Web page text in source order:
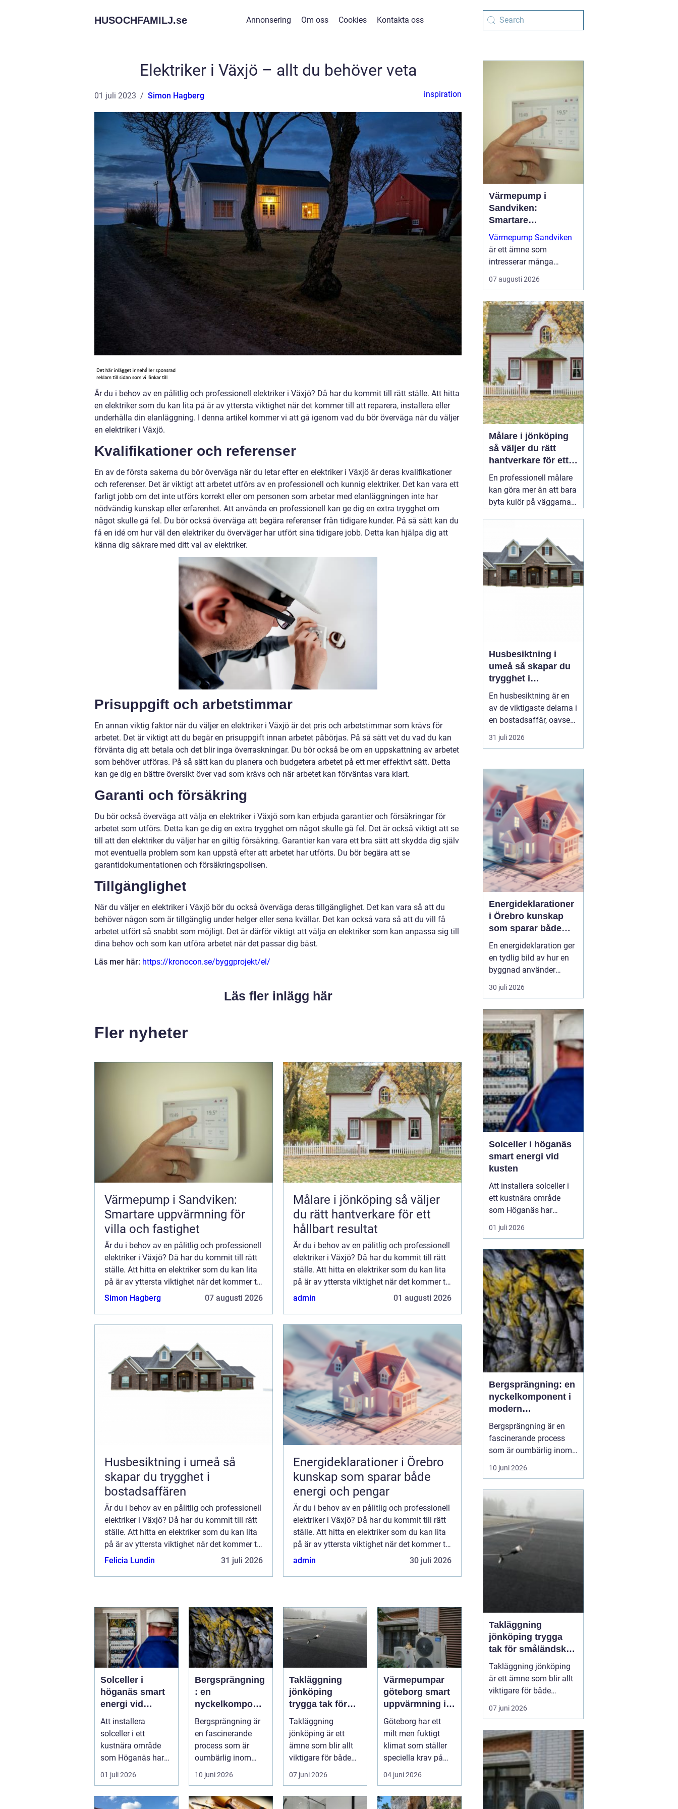
HUSOCHFAMILJ.se Annonsering Om oss Cookies Kontakta oss
Elektriker i Växjö – allt du behöver veta
01 juli 2023 Simon Hagberg inspiration
Är du i behov av en pålitlig och professionell elektriker i Växjö? Då har du kommit till rätt ställe. Att hitta
en elektriker som du kan lita på är av yttersta viktighet när det kommer till att reparera, installera eller
underhålla din elanläggning. I denna artikel kommer vi att gå igenom vad du bör överväga när du väljer
en elektriker i Växjö.
Kvalifikationer och referenser
En av de första sakerna du bör överväga när du letar efter en elektriker i Växjö är deras kvalifikationer
och referenser. Det är viktigt att arbetet utförs av en professionell och kunnig elektriker. Det kan vara ett
farligt jobb om det inte utförs korrekt eller om personen som arbetar med elanläggningen inte har
nödvändig kunskap eller erfarenhet. Att använda en professionell kan ge dig en extra trygghet om
något skulle gå fel. Du bör också överväga att begära referenser från tidigare kunder. På så sätt kan du
få en idé om hur väl den elektriker du överväger har utfört sina tidigare jobb. Detta kan hjälpa dig att
känna dig säkrare med ditt val av elektriker.
Prisuppgift och arbetstimmar
En annan viktig faktor när du väljer en elektriker i Växjö är det pris och arbetstimmar som krävs för
arbetet. Det är viktigt att du begär en prisuppgift innan arbetet påbörjas. På så sätt vet du vad du kan
förvänta dig att betala och det blir inga överraskningar. Du bör också be om en uppskattning av arbetet
som behöver utföras. På så sätt kan du planera och budgetera arbetet på ett mer effektivt sätt. Detta
kan ge dig en bättre översikt över vad som krävs och när arbetet kan förväntas vara klart.
Garanti och försäkring
Du bör också överväga att välja en elektriker i Växjö som kan erbjuda garantier och försäkringar för
arbetet som utförs. Detta kan ge dig en extra trygghet om något skulle gå fel. Det är också viktigt att se
till att den elektriker du väljer har en giltig försäkring. Garantier kan vara ett bra sätt att skydda dig själv
mot eventuella problem som kan uppstå efter att arbetet har utförts. Du bör begära att se
garantidokumentationen och försäkringspolisen.
Tillgänglighet
När du väljer en elektriker i Växjö bör du också överväga deras tillgänglighet. Det kan vara så att du
behöver någon som är tillgänglig under helger eller sena kvällar. Det kan också vara så att du vill få
arbetet utfört så snabbt som möjligt. Det är därför viktigt att välja en elektriker som kan anpassa sig till
dina behov och som kan utföra arbetet när det passar dig bäst.
Läs mer här: https://kronocon.se/byggprojekt/el/
Läs fler inlägg här
Fler nyheter
Värmepump i Sandviken:
Smartare uppvärmning för
villa och fastighet
Är du i behov av en pålitlig och professionell
elektriker i Växjö? Då har du kommit till rätt
ställe. Att hitta en elektriker som du kan lita
på är av yttersta viktighet när det kommer till
att rep...
Simon Hagberg 07 augusti 2026
Målare i jönköping så väljer
du rätt hantverkare för ett
hållbart resultat
Är du i behov av en pålitlig och professionell
elektriker i Växjö? Då har du kommit till rätt
ställe. Att hitta en elektriker som du kan lita
på är av yttersta viktighet när det kommer till
att rep...
admin 01 augusti 2026
Husbesiktning i umeå så
skapar du trygghet i
bostadsaffären
Är du i behov av en pålitlig och professionell
elektriker i Växjö? Då har du kommit till rätt
ställe. Att hitta en elektriker som du kan lita
på är av yttersta viktighet när det kommer till
att rep...
Felicia Lundin 31 juli 2026
Energideklarationer i Örebro
kunskap som sparar både
energi och pengar
Är du i behov av en pålitlig och professionell
elektriker i Växjö? Då har du kommit till rätt
ställe. Att hitta en elektriker som du kan lita
på är av yttersta viktighet när det kommer till
att rep...
admin 30 juli 2026
Solceller i
höganäs smart
energi vid
kusten
Att installera
solceller i ett
kustnära område
som Höganäs har
många fördelar. Du
får lägre elkostna...
01 juli 2026
Bergsprängning
: en
nyckelkompone
nt i modern
konstruktion
Bergsprängning är
en fascinerande
process som är
oumbärlig inom
bygg- och anl&au...
10 juni 2026
Takläggning
jönköping
trygga tak för
småländskt
väder
Takläggning
jönköping är ett
ämne som blir allt
viktigare för både
villaägare och
fastighetsägare i ...
07 juni 2026
Värmepumpar
göteborg smart
uppvärmning i
ett kustklimat
Göteborg har ett
milt men fuktigt
klimat som ställer
speciella krav på
uppvärmning. Vind,
regn och s...
04 juni 2026
Värmepump i
Sandviken:
Smartare
uppvärmning för
villa och fastighet
Värmepump Sandviken
är ett ämne som
intresserar många
villaägare och
fastighetsägare som vill
uppvärmningskostnader
och få ett ...
07 augusti 2026
Målare i jönköping
så väljer du rätt
hantverkare för ett
hållbart resultat
En professionell målare
kan göra mer än att bara
byta kulör på väggarna.
slitage och fukt, lyfter
helhetsintrycket och kan
till och med höja värdet
på bostaden. När någon
letar efter01 augusti
Husbesiktning i
umeå så skapar du
trygghet i
bostadsaffären
En husbesiktning är en
av de viktigaste delarna i
en bostadsaffär, oavsett
om du köper eller säljer.
För den som bor i eller
inte bara om att följa
lagen och uppfylla
undersökningsplikten.
Det handlar lika mycket
om att förstå ...
31 juli 2026
Energideklarationer
i Örebro kunskap
som sparar både
energi och pengar
En energideklaration ger
en tydlig bild av hur en
byggnad använder
energi. Den visar hur
mycket energi som går
varmvatten och
fastighetsel, och vilka
åtgärder som kan göra
huset mer effektivt. I
Örebro, där klimatet
ställer krav ...
30 juli 2026
Solceller i höganäs
smart energi vid
kusten
Att installera solceller i
ett kustnära område
som Höganäs har
många fördelar. Du får
lägre elkostnader,
klimatpåverkan och gör
din fastighet mer
attraktiv. Samtidigt finns
det lokala
förutsättningar att ta
hänsyn till: vind, salt luft,
t...
01 juli 2026
Bergsprängning: en
nyckelkomponent i
modern
konstruktion
Bergsprängning är en
fascinerande process
som är oumbärlig inom
bygg- och
anläggningsindustrin.
kombination av teknik
bergstruktur, gör
bergsprängning det
möjligt att forma
landskap ...
10 juni 2026
Takläggning
jönköping trygga
tak för småländskt
väder
Takläggning jönköping
är ett ämne som blir allt
viktigare för både
villaägare och
fastighetsägare i
växlande regn, snö, is
och starka vindar ställer
höga krav på takets
konstruktion, materialval
och utförande. Ett
genomtänkt ta...
07 juni 2026